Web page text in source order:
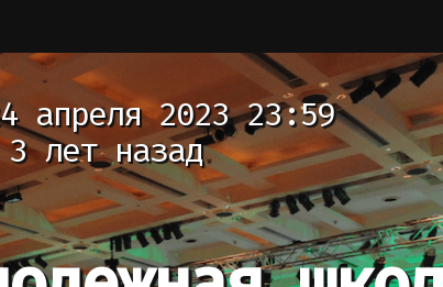
апреля 2023 23:59
3 лет назад